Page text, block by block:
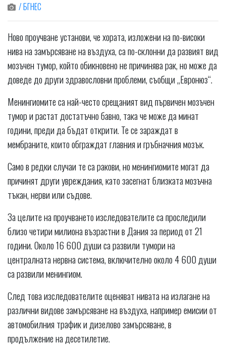
/ БГНЕС
Ново проучване установи, че хората, изложени на по-високи
нива на замърсяване на въздуха, са по-склонни да развият вид
мозъчен тумор, който обикновено не причинява рак, но може да
доведе до други здравословни проблеми, съобщи „Евронюз“.
Менингиомите са най-често срещаният вид първичен мозъчен
тумор и растат достатъчно бавно, така че може да минат
години, преди да бъдат открити. Те се зараждат в
мембраните, които обграждат главния и гръбначния мозък.
Само в редки случаи те са ракови, но менингиомите могат да
причинят други увреждания, като засегнат близката мозъчна
тъкан, нерви или съдове.
За целите на проучването изследователите са проследили
близо четири милиона възрастни в Дания за период от 21
години. Около 16 600 души са развили тумори на
централната нервна система, включително около 4 600 души
са развили менингиом.
След това изследователите оценяват нивата на излагане на
различни видове замърсяване на въздуха, например емисии от
автомобилния трафик и дизелово замърсяване, в
продължение на десетилетие.